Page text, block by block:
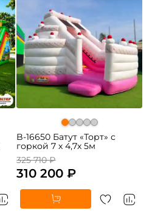
B-16650 Батут «Торт» с
горкой 7 х 4,7х 5м
325 710 ₽
310 200 ₽